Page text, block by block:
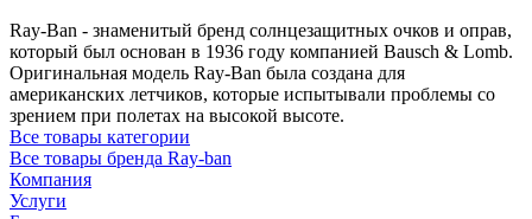
Ray-Ban - знаменитый бренд солнцезащитных очков и оправ,
который был основан в 1936 году компанией Bausch & Lomb.
Оригинальная модель Ray-Ban была создана для
американских летчиков, которые испытывали проблемы со
зрением при полетах на высокой высоте.
Все товары категории
Все товары бренда Ray-ban
Компания
Услуги